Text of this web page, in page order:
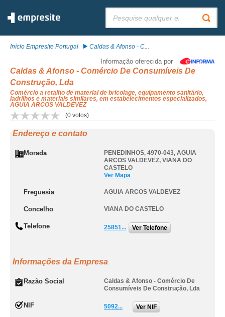
Início Empresite Portugal Caldas & Afonso - C...
Informação oferecida por
Caldas & Afonso - Comércio De Consumíveis De
Construção, Lda
Comércio a retalho de material de bricolage, equipamento sanitário,
ladrilhos e materiais similares, em estabelecimentos especializados,
AGUIA ARCOS VALDEVEZ
(0 votos)
Endereço e contato
Morada PENEDINHOS, 4970-043, AGUIA
ARCOS VALDEVEZ, VIANA DO
CASTELO
Ver Mapa
Freguesia AGUIA ARCOS VALDEVEZ
Concelho VIANA DO CASTELO
Telefone 25851... Ver Telefone
Informações da Empresa
Razão Social
Caldas & Afonso - Comércio De
Consumíveis De Construção, Lda
NIF 5092... Ver NIF